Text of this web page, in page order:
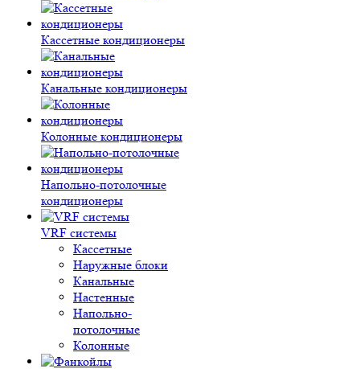
Кассетные кондиционеры
Канальные кондиционеры
Колонные кондиционеры
Напольно-потолочные
кондиционеры
VRF системы
Кассетные
Наружные блоки
Канальные
Настенные
Напольно-
потолочные
Колонные